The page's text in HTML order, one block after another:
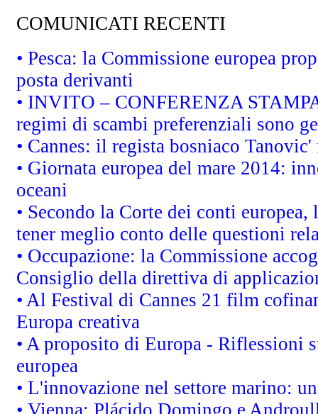
COMUNICATI RECENTI
• Pesca: la Commissione europea
posta derivanti
• INVITO – CONFERENZA
regimi di scambi preferenziali sono
• Cannes: il regista bosniaco
• Giornata europea del mare 2014:
oceani
• Secondo la Corte dei conti
tener meglio conto delle questioni
• Occupazione: la Commissione
Consiglio della direttiva di
• Al Festival di Cannes 21 film
Europa creativa
• A proposito di Europa - Riflessioni
europea
• L'innovazione nel settore marino:
• Vienna: Plácido Domingo e